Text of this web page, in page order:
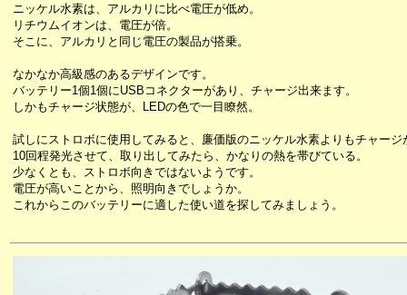
ニッケル水素は、アルカリに比べ電圧が低め。
リチウムイオンは、電圧が倍。
そこに、アルカリと同じ電圧の製品が搭乗。
なかなか高級感のあるデザインです。
バッテリー1個1個にUSBコネクターがあり、チャージ出来ます。
しかもチャージ状態が、LEDの色で一目瞭然。
試しにストロボに使用してみると、廉価版のニッケル水素よりもチャージ
10回程発光させて、取り出してみたら、かなりの熱を帯びている。
少なくとも、ストロボ向きではないようです。
電圧が高いことから、照明向きでしょうか。
これからこのバッテリーに適した使い道を探してみましょう。